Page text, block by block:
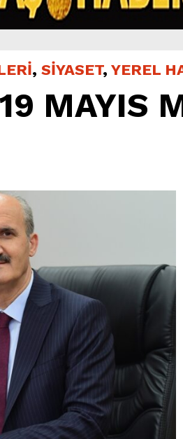
Başladı.
, SİYASET, YEREL
MAYIS